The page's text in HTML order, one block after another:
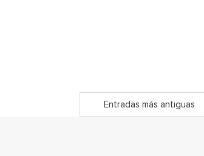
Entradas más antiguas